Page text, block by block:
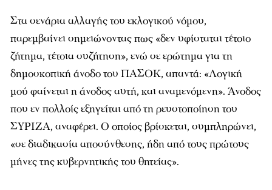
Στα σενάρια αλλαγής του εκλογικού νόμου,
παρεμβαίνει σημειώνοντας πως «δεν υφίσταται τέτοιο
ζήτημα, τέτοια συζήτηση», ενώ σε ερώτημα για τη
δημοσκοπική άνοδο του ΠΑΣΟΚ, απαντά: «Λογική
μού φαίνεται η άνοδος αυτή, και αναμενόμενη». Άνοδος
που εν πολλοίς εξηγείται από τη ρευστοποίηση του
ΣΥΡΙΖΑ, αναφέρει. Ο οποίος βρίσκεται, συμπληρώνει,
«σε διαδικασία αποσύνθεσης, ήδη από τους πρώτους
μήνες της κυβερνητικής του θητείας».